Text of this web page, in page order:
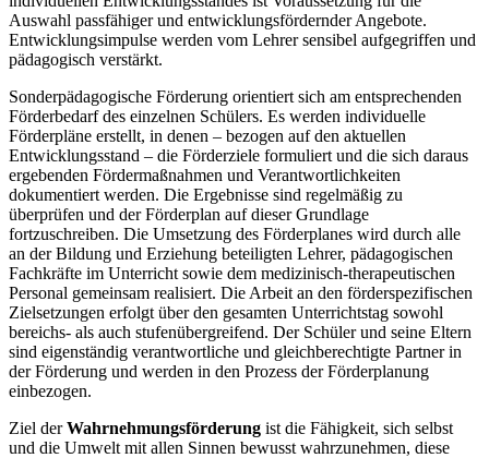
Auswahl passfähiger und entwicklungsfördernder Angebote.
Entwicklungsimpulse werden vom Lehrer sensibel aufgegriffen und
pädagogisch verstärkt.
Sonderpädagogische Förderung orientiert sich am entsprechenden
Förderbedarf des einzelnen Schülers. Es werden individuelle
Förderpläne erstellt, in denen – bezogen auf den aktuellen
Entwicklungsstand – die Förderziele formuliert und die sich daraus
ergebenden Fördermaßnahmen und Verantwortlichkeiten
dokumentiert werden. Die Ergebnisse sind regelmäßig zu
überprüfen und der Förderplan auf dieser Grundlage
fortzuschreiben. Die Umsetzung des Förderplanes wird durch alle
an der Bildung und Erziehung beteiligten Lehrer, pädagogischen
Fachkräfte im Unterricht sowie dem medizinisch-therapeutischen
Personal gemeinsam realisiert. Die Arbeit an den förderspezifischen
Zielsetzungen erfolgt über den gesamten Unterrichtstag sowohl
bereichs- als auch stufenübergreifend. Der Schüler und seine Eltern
sind eigenständig verantwortliche und gleichberechtigte Partner in
der Förderung und werden in den Prozess der Förderplanung
einbezogen.
Ziel derWahrnehmungsförderung ist die Fähigkeit, sich selbst
und die Umwelt mit allen Sinnen bewusst wahrzunehmen, diese